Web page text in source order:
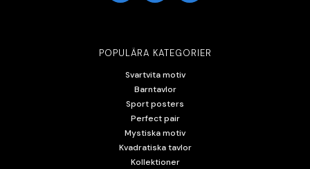
POPULÄRA KATEGORIER
Svartvita motiv
Barntavlor
Sport posters
Perfect pair
Mystiska motiv
Kvadratiska tavlor
Kollektioner